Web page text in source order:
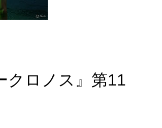
クロノス』第11